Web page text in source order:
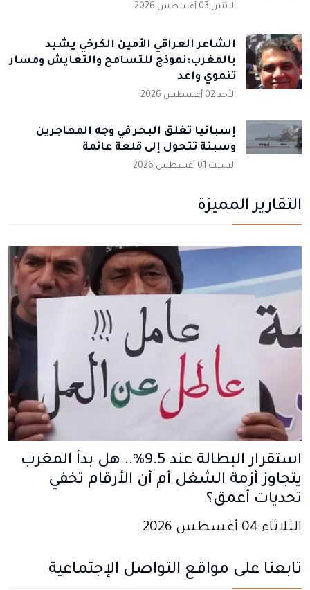
الاثنين 03 أغسطس 2026
الشاعر العراقي الأمين الكرخي يشيد
بالمغرب:نموذج للتسامح والتعايش ومسار
تنموي واعد
الأحد 02 أغسطس 2026
إسبانيا تُغلق البحر في وجه المهاجرين
وسبتة تتحول إلى قلعة عائمة
السبت 01 أغسطس 2026
التقارير المميزة
استقرار البطالة عند 9.5%.. هل بدأ المغرب
يتجاوز أزمة الشغل أم أن الأرقام تخفي
تحديات أعمق؟
الثلاثاء 04 أغسطس 2026
تابعنا على مواقع التواصل الإجتماعية